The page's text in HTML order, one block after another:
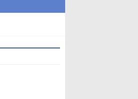
antivirem